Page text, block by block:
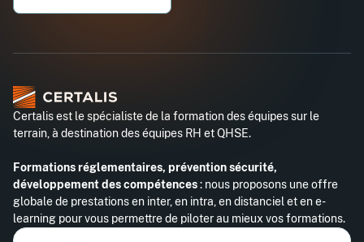
Certalis est le spécialiste de la formation des équipes sur le
terrain, à destination des équipes RH et QHSE.
Formations réglementaires, prévention sécurité,
développement des compétences: nous proposons une offre
globale de prestations en inter, en intra, en distanciel et en e-
learning pour vous permettre de piloter au mieux vos formations.